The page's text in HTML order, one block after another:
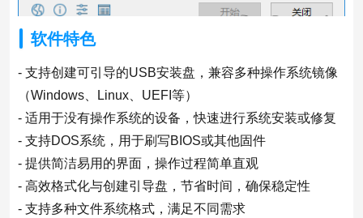
软件特色
- 支持创建可引导的USB安装盘，兼容多种操作系统镜像
（Windows、Linux、UEFI等）
- 适用于没有操作系统的设备，快速进行系统安装或修复
- 支持DOS系统，用于刷写BIOS或其他固件
- 提供简洁易用的界面，操作过程简单直观
- 高效格式化与创建引导盘，节省时间，确保稳定性
- 支持多种文件系统格式，满足不同需求